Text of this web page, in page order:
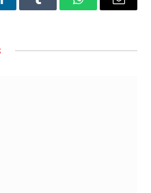
Tumblr WhatsAppEmail